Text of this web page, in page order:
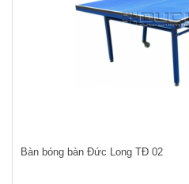
Bàn bóng bàn Đức Long TĐ 02